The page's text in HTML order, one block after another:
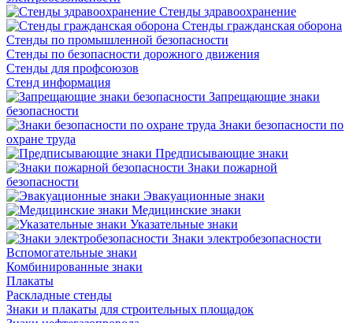
Стенды здравоохранение
Стенды гражданская оборона
Стенды по промышленной безопасности
Стенды по безопасности дорожного движения
Стенды для профсоюзов
Стенд информация
Запрещающие знаки
безопасности
Знаки безопасности по
охране труда
Предписывающие знаки
Знаки пожарной
безопасности
Эвакуационные знаки
Медицинские знаки
Указательные знаки
Знаки электробезопасности
Вспомогательные знаки
Комбинированные знаки
Плакаты
Раскладные стенды
Знаки и плакаты для строительных площадок